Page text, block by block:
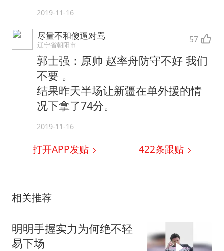
2019-11-16
尽量不和傻逼对骂
辽宁省朝阳市 57
郭士强：原帅 赵率舟防守不好 我们
不要 。
结果昨天半场让新疆在单外援的情
况下拿了74分。
2019-11-16
打开APP发贴 422条跟贴
相关推荐
明明手握实力为何绝不轻
易下场